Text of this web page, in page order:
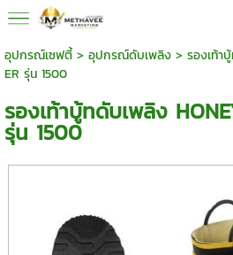
อุปกรณ์เซฟตี้> อุปกรณ์ดับเพลิง> รองเท้าบู้
ER รุ่น 1500
รองเท้าบู้ทดับเพลิง
รุ่น 1500